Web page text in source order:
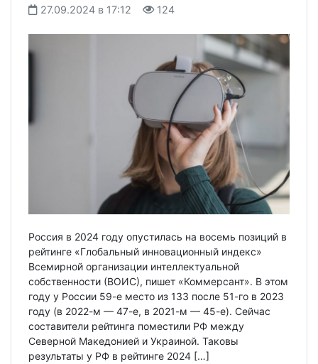
27.09.2024 в 17:12 124
Россия в 2024 году опустилась на восемь позиций в
рейтинге «Глобальный инновационный индекс»
Всемирной организации интеллектуальной
собственности (ВОИС), пишет «Коммерсант». В этом
году у России 59-е место из 133 после 51-го в 2023
году (в 2022-м — 47-е, в 2021-м — 45-е). Сейчас
составители рейтинга поместили РФ между
Северной Македонией и Украиной. Таковы
результаты у РФ в рейтинге 2024 […]